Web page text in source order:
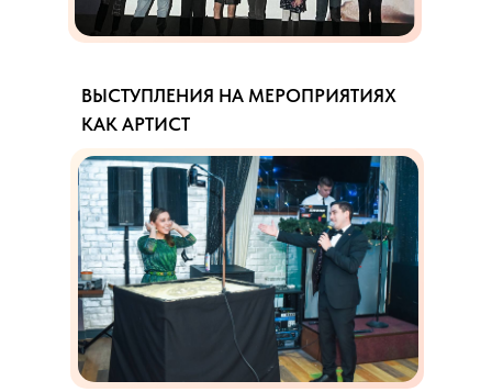
ВЫСТУПЛЕНИЯ НА МЕРОПРИЯТИЯХ
КАК АРТИСТ